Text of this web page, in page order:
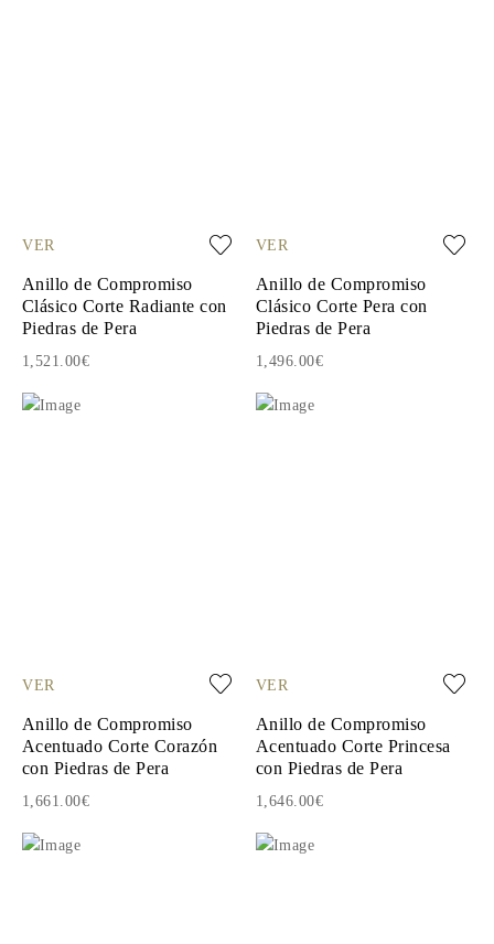
VER
Anillo de Compromiso
Clásico Corte Radiante con
Piedras de Pera
1,521.00€
VER
Anillo de Compromiso
Clásico Corte Pera con
Piedras de Pera
1,496.00€
VER
Anillo de Compromiso
Acentuado Corte Corazón
con Piedras de Pera
1,661.00€
VER
Anillo de Compromiso
Acentuado Corte Princesa
con Piedras de Pera
1,646.00€